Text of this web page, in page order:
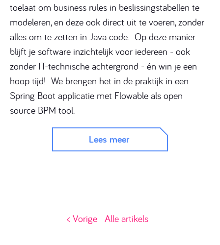
toelaat om business rules in beslissingstabellen te
modeleren, en deze ook direct uit te voeren, zonder
alles om te zetten in Java code. Op deze manier
blijft je software inzichtelijk voor iedereen - ook
zonder IT-technische achtergrond - én win je een
hoop tijd! We brengen het in de praktijk in een
Spring Boot applicatie met Flowable als open
source BPM tool.
Lees meer
< Vorige Alle artikels